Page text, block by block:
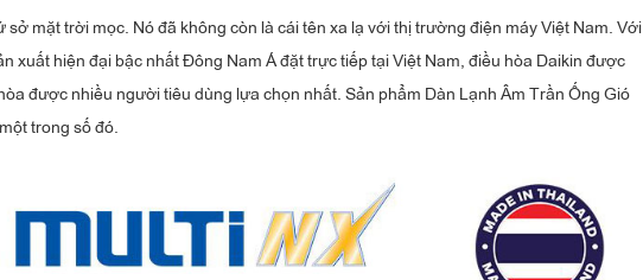
mặt trời mọc. Nó đã không còn là cái tên xa lạ với thị trường điện máy Việt Nam. Với
xuất hiện đại bậc nhất Đông Nam Á đặt trực tiếp tại Việt Nam, điều hòa Daikin được
được nhiều người tiêu dùng lựa chọn nhất. Sản phẩm Dàn Lạnh Âm Trần Ống Gió
trong số đó.